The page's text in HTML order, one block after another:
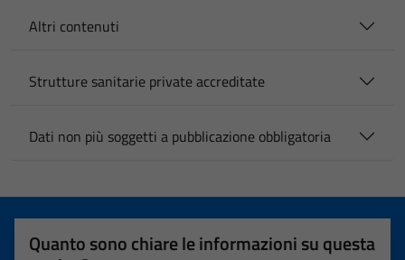
Altri contenuti
Strutture sanitarie private accreditate
Dati non più soggetti a pubblicazione obbligatoria
Quanto sono chiare le informazioni su questa